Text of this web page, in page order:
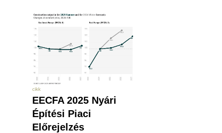
cikk
EECFA 2025 Nyári
Építési Piaci
Előrejelzés